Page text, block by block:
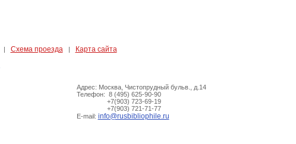
| Схема проезда |
Карта сайта
Адрес: Москва, Чистопрудный бульв., д.14
Телефон: 8 (495) 625-90-90
+7(903) 723-69-19
+7(903) 721-71-77
E-mail: info@rusbibliophile.ru